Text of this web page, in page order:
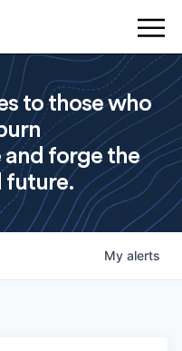
to those who
forge the
future.
My alerts